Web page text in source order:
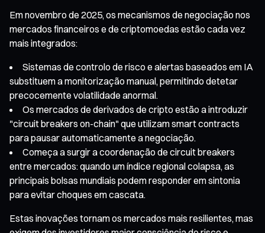
Em novembro de 2025, os mecanismos de negociação nos
mercados financeiros e de criptomoedas estão cada vez
mais integrados:
Sistemas de controlo de risco e alertas baseados em IA
substituem a monitorização manual, permitindo detetar
precocemente volatilidade anormal.
Os mercados de derivados de cripto estão a introduzir
"circuit breakers on-chain" que utilizam smart contracts
para pausar automaticamente a negociação.
Começa a surgir a coordenação de circuit breakers
entre mercados: quando um índice regional colapsa, as
principais bolsas mundiais podem responder em sintonia
para evitar choques em cascata.
Estas inovações tornam os mercados mais resilientes, mas